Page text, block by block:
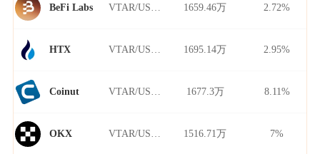
BeFi Labs 1659.46万 2.72%
HTX 1695.14万 2.95%
Coinut 1677.3万 8.11%
OKX 1516.71万 7%